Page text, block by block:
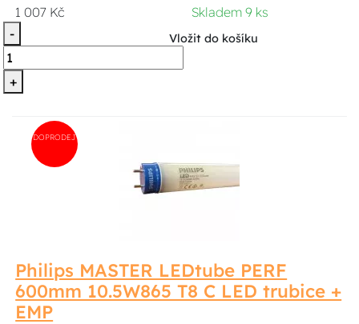
1 007 Kč
Skladem 9 ks
-
+
Vložit do košíku
DOPRODEJ
Philips MASTER LEDtube PERF
600mm 10.5W865 T8 C LED trubice +
EMP